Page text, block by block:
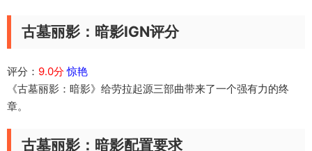
古墓丽影：暗影IGN评分
评分： 9.0分 惊艳
《古墓丽影：暗影》给劳拉起源三部曲带来了一个强有力的终
章。
古墓丽影：暗影配置要求